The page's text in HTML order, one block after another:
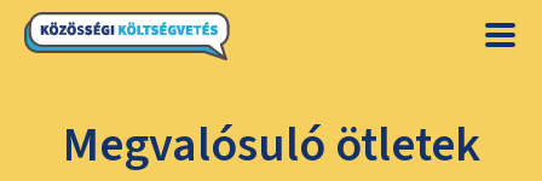
Megvalósuló ötletek